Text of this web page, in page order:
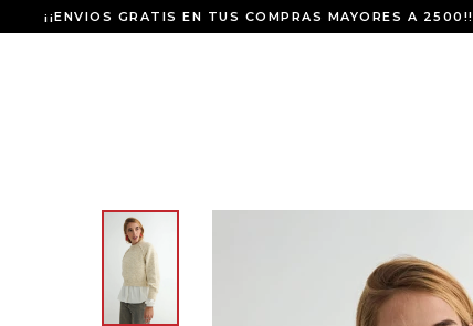
¡¡ENVIOS GRATIS EN TUS COMPRAS MAYORES A 2500!!